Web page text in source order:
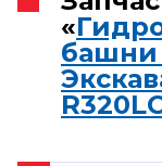
«
башни